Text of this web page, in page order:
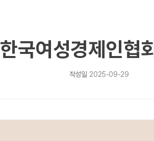
한국여성경제인협
작성일 2025-09-29